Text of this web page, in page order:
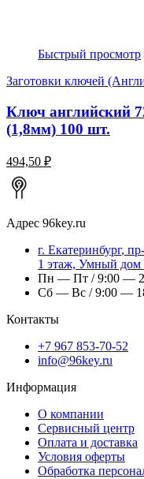
Быстрый просмотр
Заготовки ключей
Ключ английский
(1,8мм) 100 шт.
494,50 ₽
Адрес 96key.ru
г. Екатеринбург,
1 этаж, Умный дом
Пн — Пт / 9:00 —
Сб — Вс / 9:00 —
Контакты
+7 967 853-70-52
info@96key.ru
Информация
О компании
Сервисный центр
Оплата и доставка
Условия оферты
Обработка